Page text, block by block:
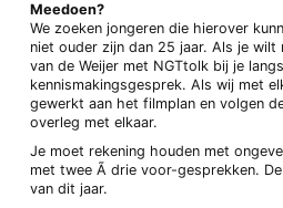
Meedoen?
We zoeken jongeren die hierover
niet ouder zijn dan 25 jaar. Als je wilt
van de Weijer met NGTtolk bij je
kennismakingsgesprek. Als wij met
gewerkt aan het filmplan en volgen
overleg met elkaar.
Je moet rekening houden met
met twee Ã drie voor-gesprekken.
van dit jaar.